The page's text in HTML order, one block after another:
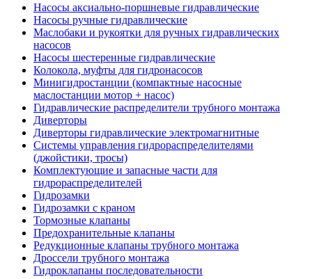
Насосы аксиально-поршневые гидравлические
Насосы ручные гидравлические
Маслобаки и рукоятки для ручных гидравлических
насосов
Насосы шестеренные гидравлические
Колокола, муфты для гидронасосов
Минигидростанции (компактные насосные
маслостанции мотор + насос)
Гидравлические распределители трубного монтажа
Диверторы
Диверторы гидравлические электромагнитные
Системы управления гидрораспределителями
(джойстики, тросы)
Комплектующие и запасные части для
гидрораспределителей
Гидрозамки
Гидрозамки с краном
Тормозные клапаны
Предохранительные клапаны
Редукционные клапаны трубного монтажа
Дроссели трубного монтажа
Гидроклапаны последовательности